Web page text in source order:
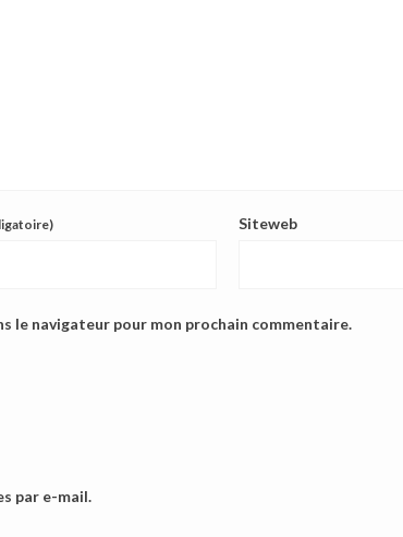
Siteweb
le navigateur pour mon prochain commentaire.
par e-mail.